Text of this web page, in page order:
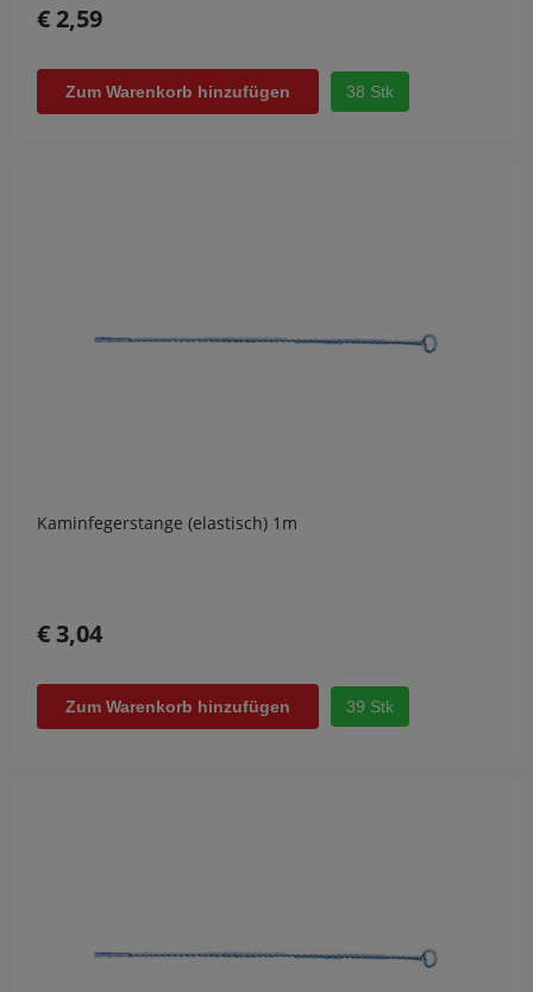
€ 2,59
Zum Warenkorb hinzufügen 38 Stk
Kaminfegerstange (elastisch) 1m
€ 3,04
Zum Warenkorb hinzufügen 39 Stk